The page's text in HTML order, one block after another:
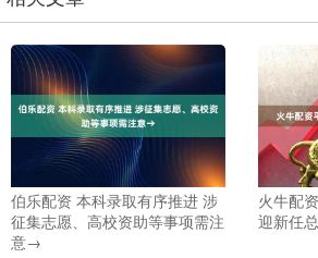
伯乐配资 本科录取有序推进 涉
征集志愿、高校资助等事项需注
意→
火牛配
迎新任